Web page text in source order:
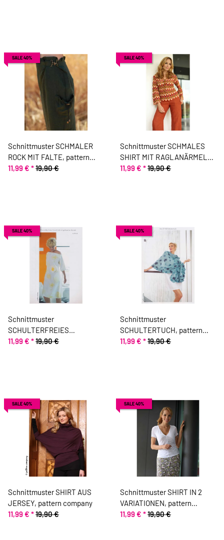
SALE 40%
Schnittmuster SCHMALER
ROCK MIT FALTE, pattern
company
11,99 € *19,90 €
SALE 40%
Schnittmuster SCHMALES
SHIRT MIT RAGLANÄRMELN,
pattern company
11,99 € *19,90 €
SALE 40%
Schnittmuster
SCHULTERFREIES
HEMDKLEID, pattern
11,99 € *19,90 €
SALE 40%
Schnittmuster
SCHULTERTUCH, pattern
company
11,99 € *19,90 €
SALE 40%
Schnittmuster SHIRT AUS
JERSEY, pattern company
11,99 € *19,90 €
SALE 40%
Schnittmuster SHIRT IN 2
VARIATIONEN, pattern
company
11,99 € *19,90 €